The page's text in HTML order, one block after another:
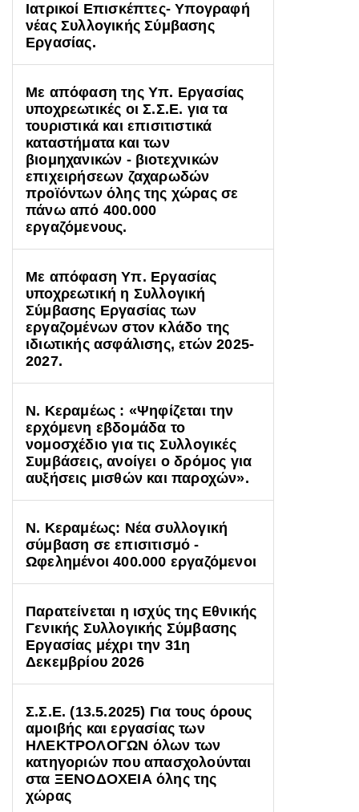
Ιατρικοί Επισκέπτες- Υπογραφή
νέας Συλλογικής Σύμβασης
Εργασίας.
Με απόφαση της Υπ. Εργασίας
υποχρεωτικές οι Σ.Σ.Ε. για τα
τουριστικά και επισιτιστικά
καταστήματα και των
βιομηχανικών - βιοτεχνικών
επιχειρήσεων ζαχαρωδών
προϊόντων όλης της χώρας σε
πάνω από 400.000
εργαζόμενους.
Με απόφαση Υπ. Εργασίας
υποχρεωτική η Συλλογική
Σύμβασης Εργασίας των
εργαζομένων στον κλάδο της
ιδιωτικής ασφάλισης, ετών 2025-
2027.
Ν. Κεραμέως : «Ψηφίζεται την
ερχόμενη εβδομάδα το
νομοσχέδιο για τις Συλλογικές
Συμβάσεις, ανοίγει ο δρόμος για
αυξήσεις μισθών και παροχών».
Ν. Κεραμέως: Νέα συλλογική
σύμβαση σε επισιτισμό -
Ωφελημένοι 400.000 εργαζόμενοι
Παρατείνεται η ισχύς της Εθνικής
Γενικής Συλλογικής Σύμβασης
Εργασίας μέχρι την 31η
Δεκεμβρίου 2026
Σ.Σ.Ε. (13.5.2025) Για τους όρους
αμοιβής και εργασίας των
ΗΛΕΚΤΡΟΛΟΓΩΝ όλων των
κατηγοριών που απασχολούνται
στα ΞΕΝΟΔΟΧΕΙΑ όλης της
χώρας